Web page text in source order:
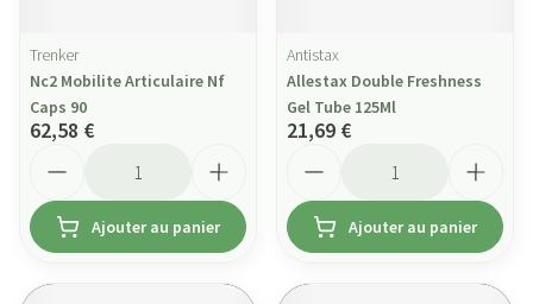
Trenker
Nc2 Mobilite Articulaire Nf
Caps 90
62,58 €
Ajouter au panier
Antistax
Allestax Double Freshness
Gel Tube 125Ml
21,69 €
Ajouter au panier